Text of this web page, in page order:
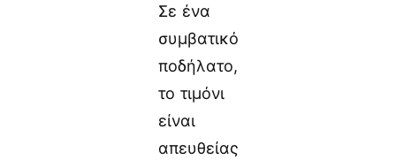
Σε ένα
συμβατικό
ποδήλατο,
το τιμόνι
είναι
απευθείας